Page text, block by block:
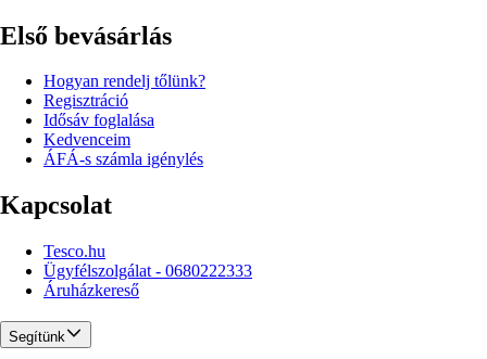
Első bevásárlás
Hogyan rendelj tőlünk?
Regisztráció
Idősáv foglalása
Kedvenceim
ÁFÁ-s számla igénylés
Kapcsolat
Tesco.hu
Ügyfélszolgálat - 0680222333
Áruházkereső
Segítünk